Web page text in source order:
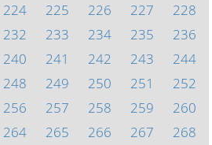
224 225 226 227
228
232 233 234 235
236
240 241 242 243
244
248 249 250 251
252
256 257 258 259
260
264 265 266 267
268